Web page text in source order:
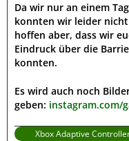
Da wir nur an einem
konnten wir leider
hoffen aber, dass wir
Eindruck über die
konnten.
Es wird auch noch
geben: instagram.com/
Xbox Adaptive